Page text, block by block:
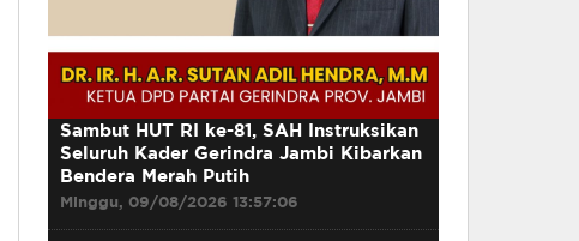
Sambut HUT RI ke-81, SAH Instruksikan
Seluruh Kader Gerindra Jambi Kibarkan
Bendera Merah Putih
Minggu, 09/08/2026 13:57:06